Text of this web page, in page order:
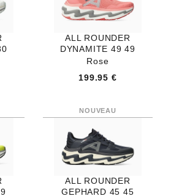
ALL ROUNDER
DYNAMITE 49 49
Rose
199.95 €
ALL ROUNDER
GEPHARD 45 45